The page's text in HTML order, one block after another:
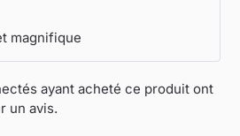
magnifique
ayant acheté ce produit ont
un avis.